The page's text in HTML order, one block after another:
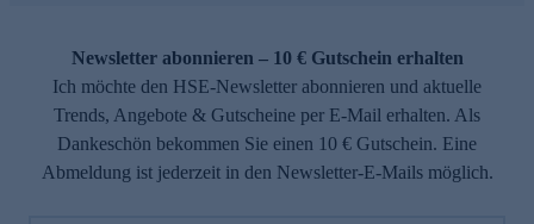
Newsletter abonnieren – 10 € Gutschein erhalten
Ich möchte den HSE-Newsletter abonnieren und aktuelle
Trends, Angebote & Gutscheine per E-Mail erhalten. Als
Dankeschön bekommen Sie einen 10 € Gutschein. Eine
Abmeldung ist jederzeit in den Newsletter-E-Mails möglich.